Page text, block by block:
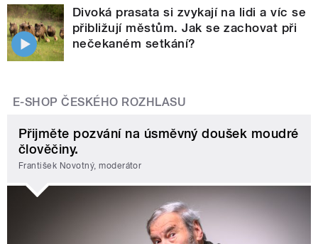
Divoká prasata si zvykají na lidi a víc se
přibližují městům. Jak se zachovat při
nečekaném setkání?
E-SHOP ČESKÉHO ROZHLASU
Přijměte pozvání na úsměvný doušek moudré
člověčiny.
František Novotný, moderátor